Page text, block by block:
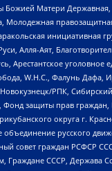
Божией Матери Державная,
Молодежная
инициативная
Алля-Аят,
Арестантское
W.H.С., Фалунь Дафа,
РПК,
защиты прав граждан,
округа г.
объединение русского
совет граждан РСФСР
Граждане СССР, Держава